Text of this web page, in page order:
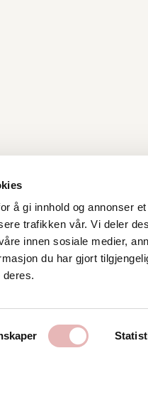
å gi innhold og annonser
trafikken vår. Vi deler
innen sosiale medier,
du har gjort
deres.
Kontakt oss
Stavanger Sentrum AS
Østervåg 6
Tlf:51 89 51 51
post@byen.no